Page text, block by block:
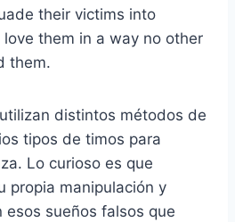
their victims into
love them in a way no other
them.
distintos métodos de
tipos de timos para
Lo curioso es que
propia manipulación y
esos sueños falsos que